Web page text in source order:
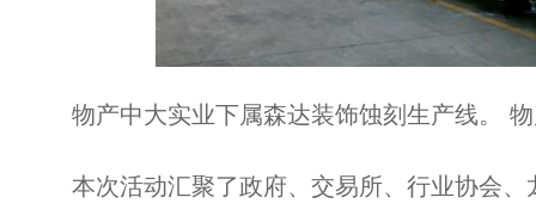
物产中大实业下属森达装饰蚀刻生产线。
本次活动汇聚了政府、交易所、行业协会、